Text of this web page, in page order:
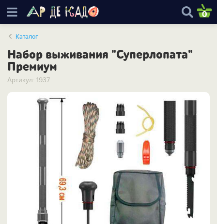
0
Каталог
Набор выживания "Суперлопата"
Премиум
Артикул: 1937